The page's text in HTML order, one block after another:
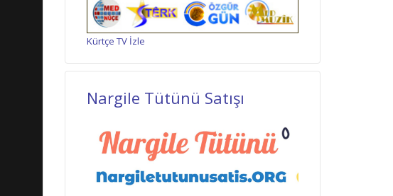
Kürtçe TV İzle
Nargile Tütünü Satışı